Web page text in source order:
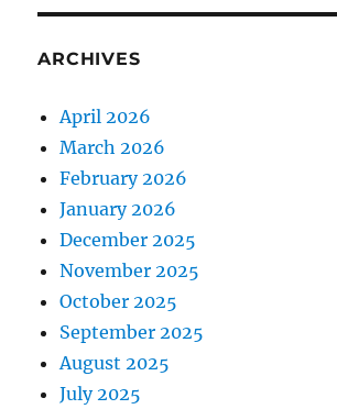
ARCHIVES
April 2026
March 2026
February 2026
January 2026
December 2025
November 2025
October 2025
September 2025
August 2025
July 2025